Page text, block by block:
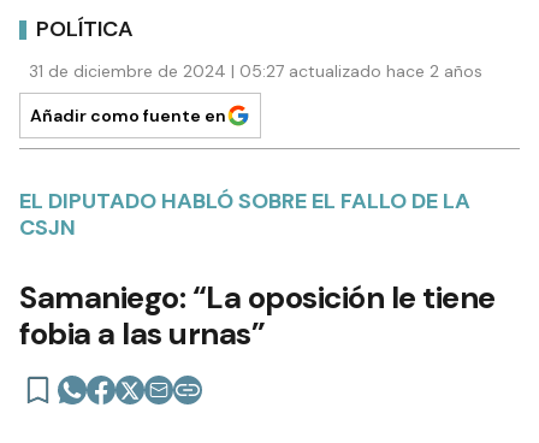
POLÍTICA
31 de diciembre de 2024 | 05:27 actualizado hace 2 años
Añadir como fuente en
EL DIPUTADO HABLÓ SOBRE EL FALLO DE LA
CSJN
Samaniego: “La oposición le tiene
fobia a las urnas”